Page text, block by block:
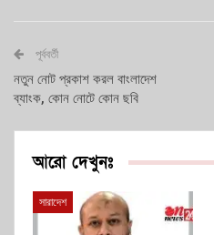
পূর্ববর্তী
নতুন নোট প্রকাশ করল বাংলাদেশ
ব্যাংক, কোন নোটে কোন ছবি
আরো দেখুনঃ
সারাদেশ